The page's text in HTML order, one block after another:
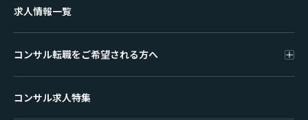
求人情報一覧
コンサル転職をご希望される方へ
コンサル求人特集